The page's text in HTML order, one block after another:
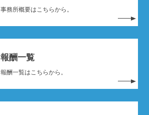
事務所概要はこちらから。
報酬一覧
報酬一覧はこちらから。